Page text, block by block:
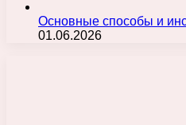
Основные способы и
01.06.2026